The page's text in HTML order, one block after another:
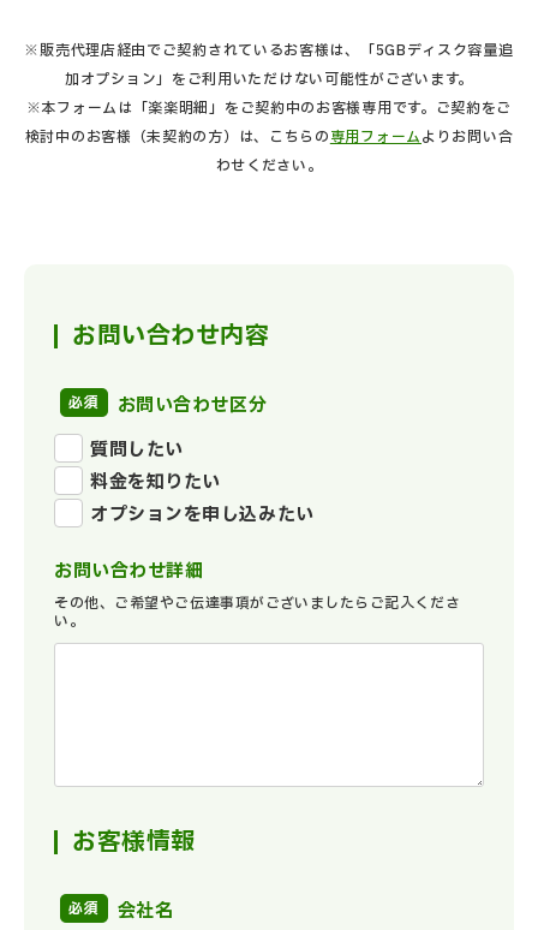
※販売代理店経由でご契約されているお客様は、「5GBディスク容量追
加オプション」をご利用いただけない可能性がございます。
※本フォームは「楽楽明細」をご契約中のお客様専用です。ご契約をご
検討中のお客様（未契約の方）は、こちらの専用フォームよりお問い合
わせください。
お問い合わせ内容
お問い合わせ区分
質問したい
料金を知りたい
オプションを申し込みたい
お問い合わせ詳細
その他、ご希望やご伝達事項がございましたらご記入くださ
い。
お客様情報
会社名